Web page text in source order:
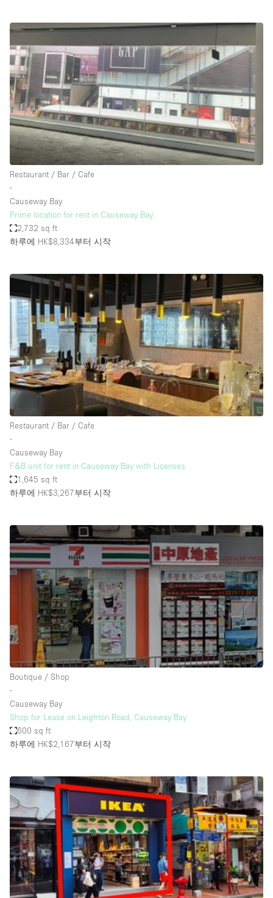
Photo / Filming Studio
Restaurant / Bar / Cafe
Rooftop
Salon
Shop Share
Stall / Market Stall
Unique Space
Warehouse
공간 기능
Air Conditioning
Animals Friendly
Bar
Bathroom
Car Display
Counters
Daylight
Electricity
Elevator
Furniture
Garden
Garment Rack
Ground Floor
Handicap Accessible
Haussmann Style
Heating
Industrial
Internet
Kitchen
Large Door Entrance
Liquor Licence
Living Space
Multiple Rooms
Office Equipment
Private Parking
Raw
Restaurant / Bar / Cafe
∙
Causeway Bay
Prime location for rent in Causeway Bay
2,732 sq ft
하루에 HK$8,334부터 시작
Restaurant / Bar / Cafe
∙
Causeway Bay
F&B unit for rent in Causeway Bay with Licenses
1,645 sq ft
하루에 HK$3,267부터 시작
Boutique / Shop
∙
Causeway Bay
Shop for Lease on Leighton Road, Causeway Bay
600 sq ft
하루에 HK$2,167부터 시작